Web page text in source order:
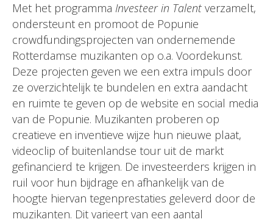
Met het programma Investeer in Talent verzamelt,
ondersteunt en promoot de Popunie
crowdfundingsprojecten van ondernemende
Rotterdamse muzikanten op o.a. Voordekunst.
Deze projecten geven we een extra impuls door
ze overzichtelijk te bundelen en extra aandacht
en ruimte te geven op de website en social media
van de Popunie. Muzikanten proberen op
creatieve en inventieve wijze hun nieuwe plaat,
videoclip of buitenlandse tour uit de markt
gefinancierd te krijgen. De investeerders krijgen in
ruil voor hun bijdrage en afhankelijk van de
hoogte hiervan tegenprestaties geleverd door de
muzikanten. Dit varieert van een aantal